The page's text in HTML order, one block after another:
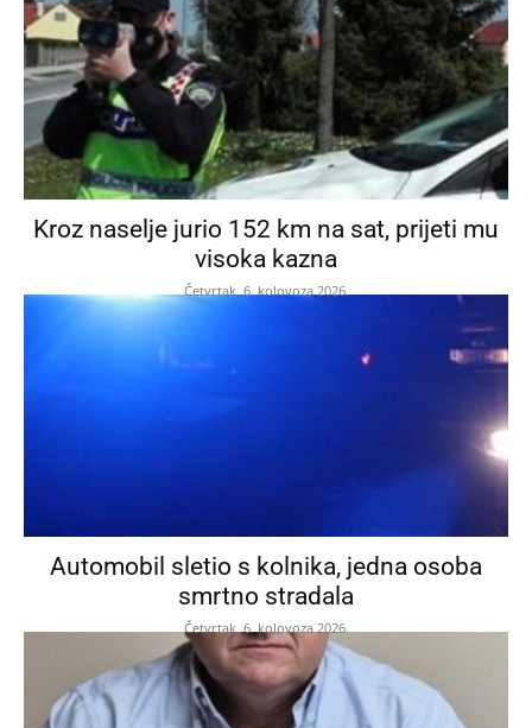
Kroz naselje jurio 152 km na sat, prijeti mu
visoka kazna
Četvrtak, 6. kolovoza 2026.
Automobil sletio s kolnika, jedna osoba
smrtno stradala
Četvrtak, 6. kolovoza 2026.